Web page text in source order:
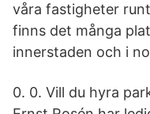
våra fastigheter
finns det många
innerstaden och i
0. 0. Vill du hyra